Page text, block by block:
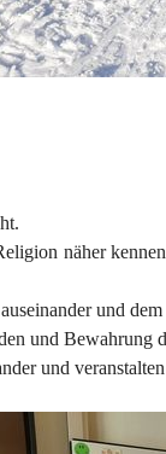
näher
und
und Bewahrung
und